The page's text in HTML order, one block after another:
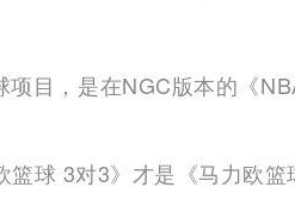
目，是在NGC版本的《
球 3对3》才是《马力欧篮